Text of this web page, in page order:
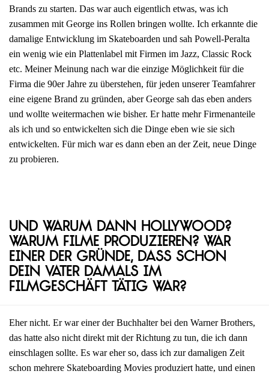
Brands zu starten. Das war auch eigentlich etwas, was ich
zusammen mit George ins Rollen bringen wollte. Ich erkannte die
damalige Entwicklung im Skateboarden und sah Powell-Peralta
ein wenig wie ein Plattenlabel mit Firmen im Jazz, Classic Rock
etc. Meiner Meinung nach war die einzige Möglichkeit für die
Firma die 90er Jahre zu überstehen, für jeden unserer Teamfahrer
eine eigene Brand zu gründen, aber George sah das eben anders
und wollte weitermachen wie bisher. Er hatte mehr Firmenanteile
als ich und so entwickelten sich die Dinge eben wie sie sich
entwickelten. Für mich war es dann eben an der Zeit, neue Dinge
zu probieren.
Und warum dann Hollywood?
Warum Filme produzieren? War
einer der Gründe, dass schon
dein Vater damals im
Filmgeschäft tätig war?
Eher nicht. Er war einer der Buchhalter bei den Warner Brothers,
das hatte also nicht direkt mit der Richtung zu tun, die ich dann
einschlagen sollte. Es war eher so, dass ich zur damaligen Zeit
schon mehrere Skateboarding Movies produziert hatte, und einen